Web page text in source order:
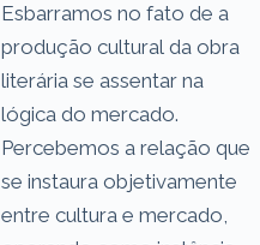
Esbarramos no fato de a
produção cultural da obra
literária se assentar na
lógica do mercado.
Percebemos a relação que
se instaura objetivamente
entre cultura e mercado,